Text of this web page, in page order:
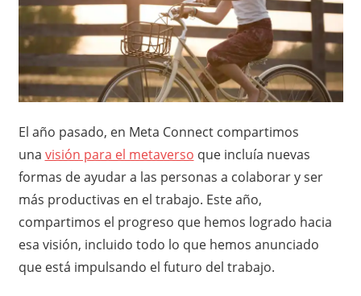
El año pasado, en Meta Connect compartimos
una visión para el metaverso que incluía nuevas
formas de ayudar a las personas a colaborar y ser
más productivas en el trabajo. Este año,
compartimos el progreso que hemos logrado hacia
esa visión, incluido todo lo que hemos anunciado
que está impulsando el futuro del trabajo.